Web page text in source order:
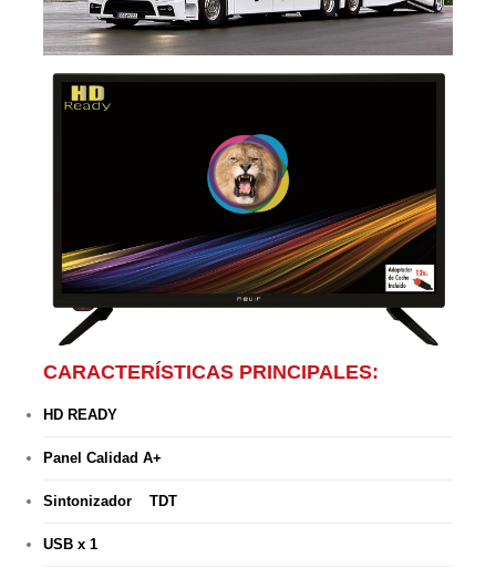
CARACTERÍSTICAS PRINCIPALES:
HD READY
Panel Calidad A+
Sintonizador TDT
USB x 1